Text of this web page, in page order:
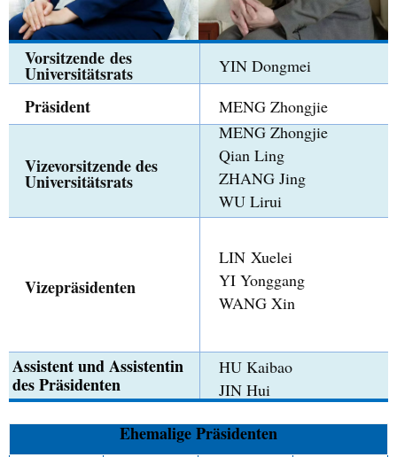
Vorsitzende des
Universitätsrats YIN Dongmei
Präsident MENG Zhongjie
Vizevorsitzende des
Universitätsrats
MENG Zhongjie
Qian Ling
ZHANG Jing
WU Lirui
Vizepräsidenten
LIN Xuelei
YI Yonggang
WANG Xin
Assistent und Assistentin
des Präsidenten
HU Kaibao
JIN Hui
Ehemalige Präsidenten